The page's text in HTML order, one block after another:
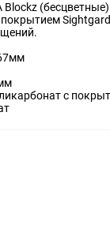
(бесцветные)
с